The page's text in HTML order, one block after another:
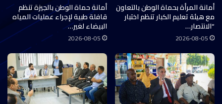
أمانة المرأة بحماة الوطن بالتعاون
مع هيئة تعليم الكبار تنظم اختبار
“الانتصار…
2026-08-05
أمانة حماة الوطن بالجيزة تنظم
قافلة طبية لإجراء عمليات المياه
البيضاء لغير…
2026-08-05